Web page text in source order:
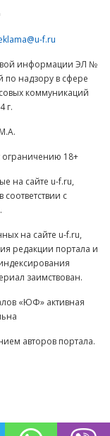
f.ru
информации ЭЛ №
надзору в сфере
коммуникаций
г.
ограничению 18+
на сайте u-f.ru,
с
на сайте u-f.ru,
редакции портала и
заимствован.
«ЮФ» активная
авторов портала.